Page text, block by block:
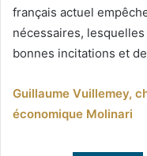
français actuel
nécessaires,
bonnes incitations et
Guillaume Vuillemey,
économique Molinari